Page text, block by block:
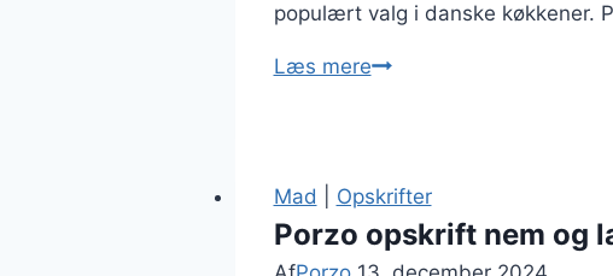
populært valg i danske køkkener.
Læs merePorzo
måltider
Mad Opskrifter
Porzo opskrift nem og